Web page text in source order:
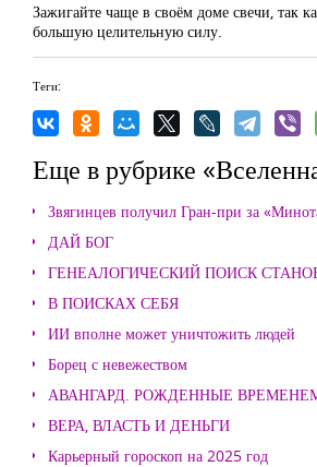
Зажигайте чаще в своём доме свечи, так
большую целительную силу.
Теги:
Еще в рубрике
Звягинцев получил Гран-при за
ДАЙ БОГ
ГЕНЕАЛОГИЧЕСКИЙ ПОИСК
В ПОИСКАХ СЕБЯ
ИИ вполне может уничтожить людей
Борец с невежеством
АВАНГАРД. РОЖДЕННЫЕ
ВЕРА, ВЛАСТЬ И ДЕНЬГИ
Карьерный гороскоп на 2025 год